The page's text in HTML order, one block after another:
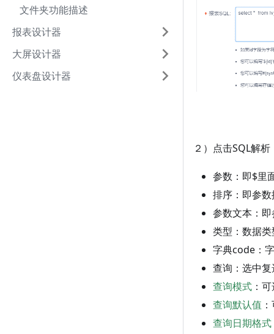
文件夹功能描述
报表设计器
大屏设计器
仪表盘设计器
２）点击SQL解
参数：即$里
排序：即参
参数文本：
类型：数据
字典code：
查询：选中
查询模式 ：
查询默认值
查询日期格式